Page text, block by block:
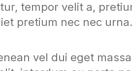
tempor velit a,
pretium nec nec
vel dui eget